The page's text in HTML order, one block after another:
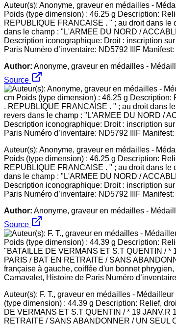
Auteur(s): Anonyme, graveur en médailles -
Poids (type dimension) : 46.25 g Description:
REPUBLIQUE FRANCAISE . " ; au droit dans
dans le champ : "L'ARMEE DU NORD /
Description iconographique: Droit : inscription
Paris Numéro d’inventaire: ND5792 IIIF
Author: Anonyme, graveur en médailles -
Source
Auteur(s): Anonyme, graveur en médailles -
Poids (type dimension) : 46.25 g Description:
REPUBLIQUE FRANCAISE . " ; au droit dans
dans le champ : "L'ARMEE DU NORD /
Description iconographique: Droit : inscription
Paris Numéro d’inventaire: ND5792 IIIF
Author: Anonyme, graveur en médailles -
Source
Auteur(s): F. T., graveur en médailles -
(type dimension) : 44.39 g Description: Relief,
DE VERMANS ET S.T QUENTIN / * 19
RETRAITE / SANS ABANDONNER / UN SEUL